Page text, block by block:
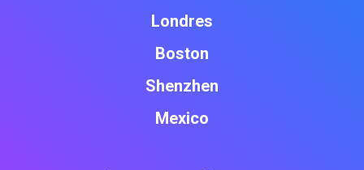
Londres
Boston
Shenzhen
Mexico